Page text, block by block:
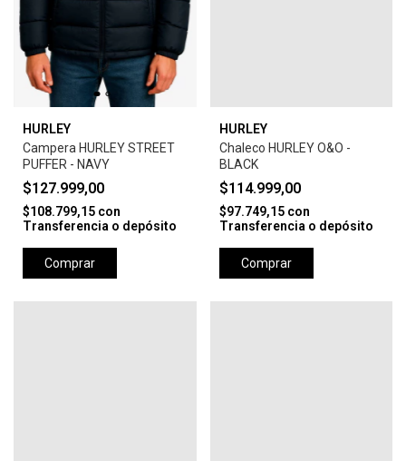
HURLEY
Campera HURLEY STREET
PUFFER - NAVY
$127.999,00
$108.799,15 con
Transferencia o depósito
Comprar
HURLEY
Chaleco HURLEY O&O -
BLACK
$114.999,00
$97.749,15 con
Transferencia o depósito
Comprar